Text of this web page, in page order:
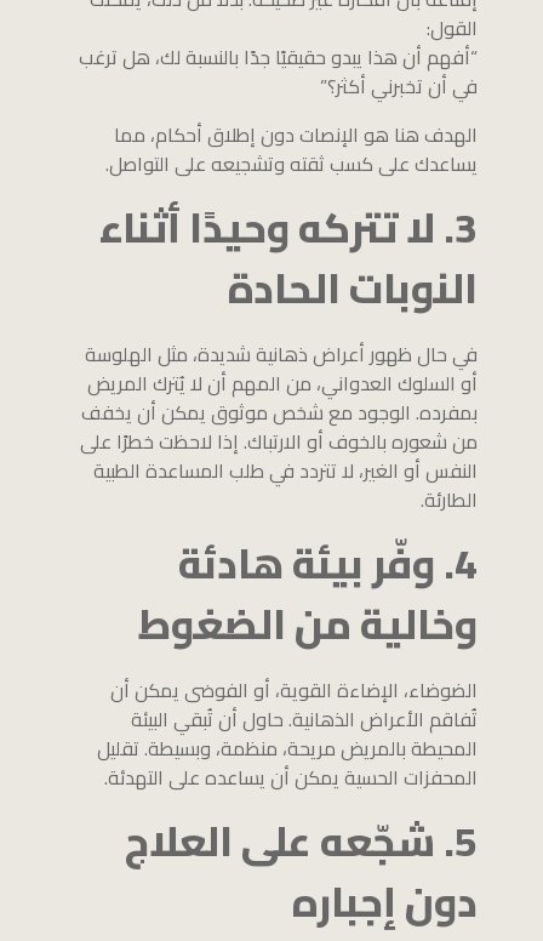
القول:
“أفهم أن هذا يبدو حقيقيًا جدًا بالنسبة لك، هل ترغب
في أن تخبرني أكثر؟”
الهدف هنا هو الإنصات دون إطلاق أحكام، مما
يساعدك على كسب ثقته وتشجيعه على التواصل.
3. لا تتركه وحيدًا أثناء
النوبات الحادة
في حال ظهور أعراض ذهانية شديدة، مثل الهلوسة
أو السلوك العدواني، من المهم أن لا يُترك المريض
بمفرده. الوجود مع شخص موثوق يمكن أن يخفف
من شعوره بالخوف أو الارتباك. إذا لاحظت خطرًا على
النفس أو الغير، لا تتردد في طلب المساعدة الطبية
الطارئة.
4. وفّر بيئة هادئة
وخالية من الضغوط
الضوضاء، الإضاءة القوية، أو الفوضى يمكن أن
تُفاقم الأعراض الذهانية. حاول أن تُبقي البيئة
المحيطة بالمريض مريحة، منظمة، وبسيطة. تقليل
المحفزات الحسية يمكن أن يساعده على التهدئة.
5. شجّعه على العلاج
دون إجباره